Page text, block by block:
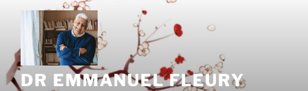
Aller
contenu
principal
DR EMMANUEL FLEURY